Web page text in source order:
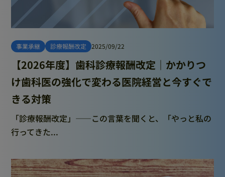
事業承継 診療報酬改定 2025/09/22
【2026年度】歯科診療報酬改定｜かかりつ
け歯科医の強化で変わる医院経営と今すぐで
きる対策
「診療報酬改定」――この言葉を聞くと、「やっと私の
行ってきた...